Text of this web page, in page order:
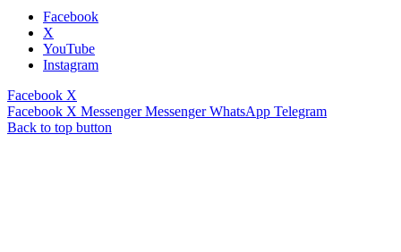
Facebook
X
YouTube
Instagram
Facebook X
Facebook X Messenger Messenger WhatsApp Telegram
Back to top button